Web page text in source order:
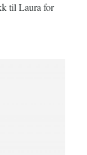
til Laura for